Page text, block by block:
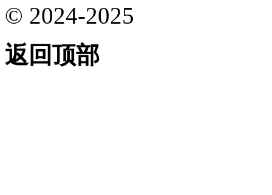
© 2024-2025
返回顶部